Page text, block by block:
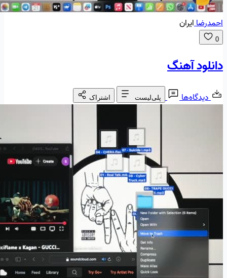
احمدرضاایران
0
دانلود آهنگ
دیدگاه‌ها پلی‌لیست اشتراک